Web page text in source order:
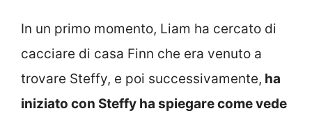
In un primo momento, Liam ha cercato di
cacciare di casa Finn che era venuto a
trovare Steffy, e poi successivamente, ha
iniziato con Steffy ha spiegare come vede